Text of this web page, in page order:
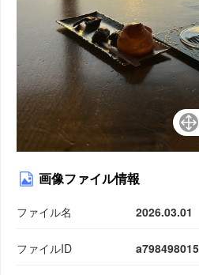
画像ファイル情報
ファイル名 2026.03.01
ファイルID